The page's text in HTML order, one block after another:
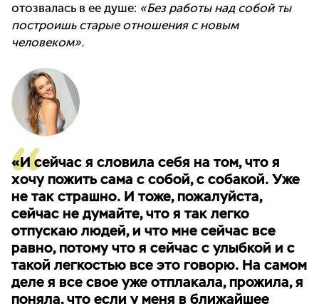
отозвалась в ее душе: «Без работы над собой ты
построишь старые отношения с новым
человеком».
«И сейчас я словила себя на том, что я
хочу пожить сама с собой, с собакой. Уже
не так страшно. И тоже, пожалуйста,
сейчас не думайте, что я так легко
отпускаю людей, и что мне сейчас все
равно, потому что я сейчас с улыбкой и с
такой легкостью все это говорю. На самом
деле я все свое уже отплакала, прожила, я
поняла, что если у меня в ближайшее